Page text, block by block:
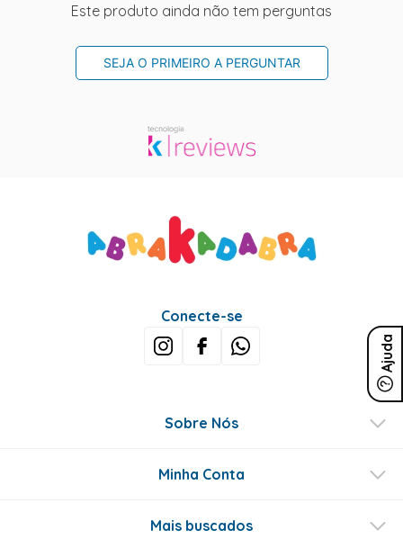
Este produto ainda não tem perguntas
SEJA O PRIMEIRO A PERGUNTAR
Ajuda
Conecte-se
Sobre Nós
Minha Conta
Mais buscados